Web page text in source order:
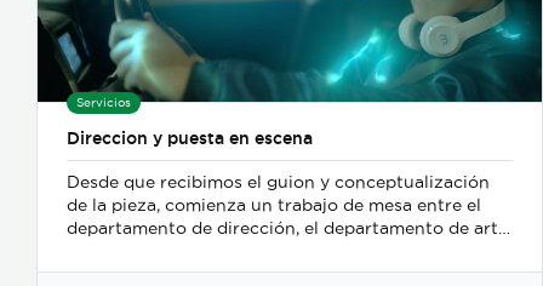
Servicios
Direccion y puesta en escena
Desde que recibimos el guion y conceptualización
de la pieza, comienza un trabajo de mesa entre el
departamento de dirección, el departamento de arte,
buscamos reforzar la historia, nos centramos